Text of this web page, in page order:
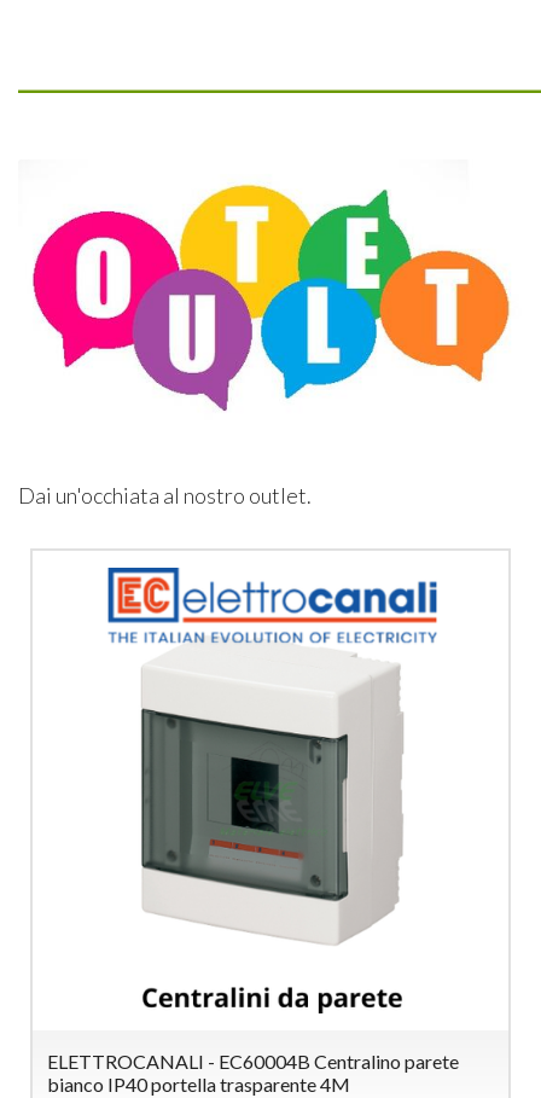
Dai un'occhiata al nostro outlet.
ELETTROCANALI - EC60004B Centralino parete
bianco IP40 portella trasparente 4M